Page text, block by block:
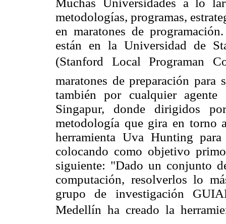
metodologías, programas,
en maratones de
están en la Universidad de
(Stanford Local Programan
maratones de preparación para
también por cualquier
Singapur, donde dirigidos
metodología que gira en
herramienta Uva Hunting para
colocando como objetivo
siguiente: "Dado un conjunto
computación, resolverlos lo
grupo de investigación
Medellín ha creado la